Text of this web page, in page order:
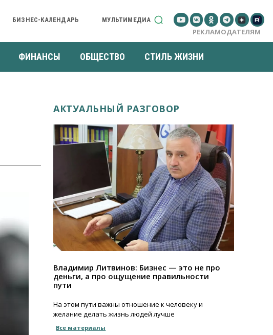
БИЗНЕС-КАЛЕНДАРЬ МУЛЬТИМЕДИА
РЕКЛАМОДАТЕЛЯМ
ФИНАНСЫ ОБЩЕСТВО СТИЛЬ ЖИЗНИ
АКТУАЛЬНЫЙ РАЗГОВОР
Владимир Литвинов: Бизнес — это не про
деньги, а про ощущение правильности
пути
На этом пути важны отношение к человеку и
желание делать жизнь людей лучше
Все материалы